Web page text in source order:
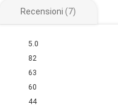
5.0
82
63
60
44
Recensioni 7